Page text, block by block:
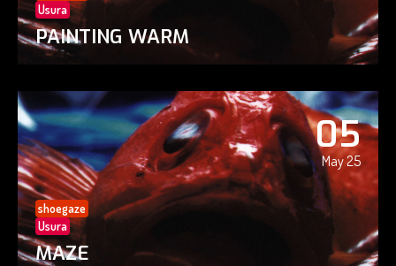
Usura
PAINTING WARM
05
May 25
shoegaze
Usura
MAZE